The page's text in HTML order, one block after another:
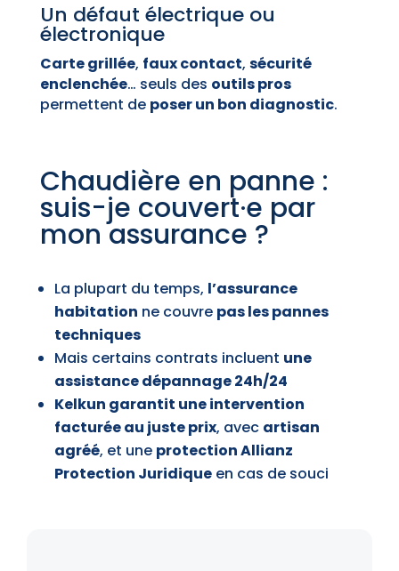
Un défaut électrique ou
électronique
Carte grillée, faux contact, sécurité
enclenchée… seuls des outils pros
permettent de poser un bon diagnostic.
Chaudière en panne :
suis-je couvert·e par
mon assurance ?
La plupart du temps, l’assurance
habitation ne couvre pas les pannes
techniques
Mais certains contrats incluent une
assistance dépannage 24h/24
Kelkun garantit une intervention
facturée au juste prix, avec artisan
agréé, et une protection Allianz
Protection Juridiqueen cas de souci